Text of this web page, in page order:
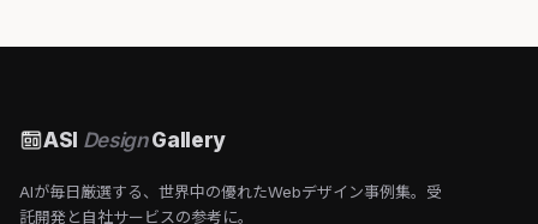
ASI DesignGallery
AIが毎日厳選する、世界中の優れたWebデザイン事例集。受
託開発と自社サービスの参考に。